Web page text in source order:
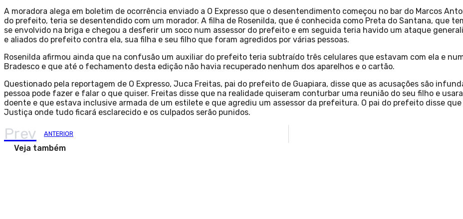
A moradora alega em boletim de ocorrência enviado a O Expresso que o desentendimento começou no bar do Marcos
do prefeito, teria se desentendido com um morador. A filha de Rosenilda, que é conhecida como Preta do Santana, que
se envolvido na briga e chegou a desferir um soco num assessor do prefeito e em seguida teria havido um ataque
e aliados do prefeito contra ela, sua filha e seu filho que foram agredidos por várias pessoas.
Rosenilda afirmou ainda que na confusão um auxiliar do prefeito teria subtraído três celulares que estavam com ela e
Bradesco e que até o fechamento desta edição não havia recuperado nenhum dos aparelhos e o cartão.
Questionado pela reportagem de O Expresso, Juca Freitas, pai do prefeito de Guapiara, disse que as acusações são
pessoa pode fazer e falar o que quiser. Freitas disse que na realidade quiseram conturbar uma reunião do seu filho e
doente e que estava inclusive armada de um estilete e que agrediu um assessor da prefeitura. O pai do prefeito disse que
Justiça onde tudo ficará esclarecido e os culpados serão punidos.
Prev ANTERIOR
Veja também